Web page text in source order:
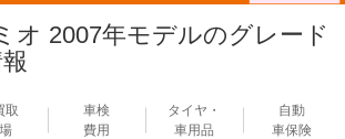
オ 2007年モデルのグレード
取
車検
費用
タイヤ・
車用品
自動
車保険